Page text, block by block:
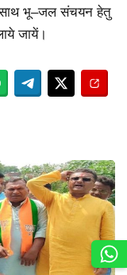
साथ भू–जल संचयन हेतु
जायें।